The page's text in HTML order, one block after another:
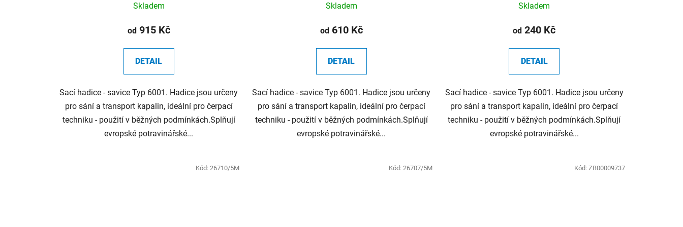
Skladem
od915 Kč
DETAIL
Sací hadice - savice Typ 6001. Hadice jsou určeny
pro sání a transport kapalin, ideální pro čerpací
techniku - použití v běžných podmínkách.Splňují
evropské potravinářské...
Skladem
od610 Kč
DETAIL
Sací hadice - savice Typ 6001. Hadice jsou určeny
pro sání a transport kapalin, ideální pro čerpací
techniku - použití v běžných podmínkách.Splňují
evropské potravinářské...
Skladem
od 240 Kč
DETAIL
Sací hadice - savice Typ 6001. Hadice jsou určeny
pro sání a transport kapalin, ideální pro čerpací
techniku - použití v běžných podmínkách.Splňují
evropské potravinářské...
Kód:26710/5M Kód: 26707/5M Kód: ZB00009737